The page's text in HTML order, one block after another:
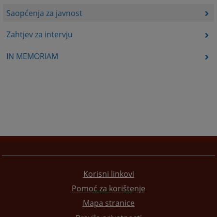
Saopćenja za javnost
Zahtjev za intervju
IN MEMORIAM
Korisni linkovi
Pomoć za korištenje
Mapa stranice